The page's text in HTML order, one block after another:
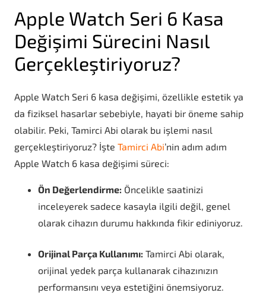
Apple Watch Seri 6 Kasa
Değişimi Sürecini Nasıl
Gerçekleştiriyoruz?
Apple Watch Seri 6 kasa değişimi, özellikle estetik ya
da fiziksel hasarlar sebebiyle, hayati bir öneme sahip
olabilir. Peki, Tamirci Abi olarak bu işlemi nasıl
gerçekleştiriyoruz? İşte Tamirci Abi’nin adım adım
Apple Watch 6 kasa değişimi süreci:
Ön Değerlendirme: Öncelikle saatinizi
inceleyerek sadece kasayla ilgili değil, genel
olarak cihazın durumu hakkında fikir ediniyoruz.
Orijinal Parça Kullanımı: Tamirci Abi olarak,
orijinal yedek parça kullanarak cihazınızın
performansını veya estetiğini önemsiyoruz.